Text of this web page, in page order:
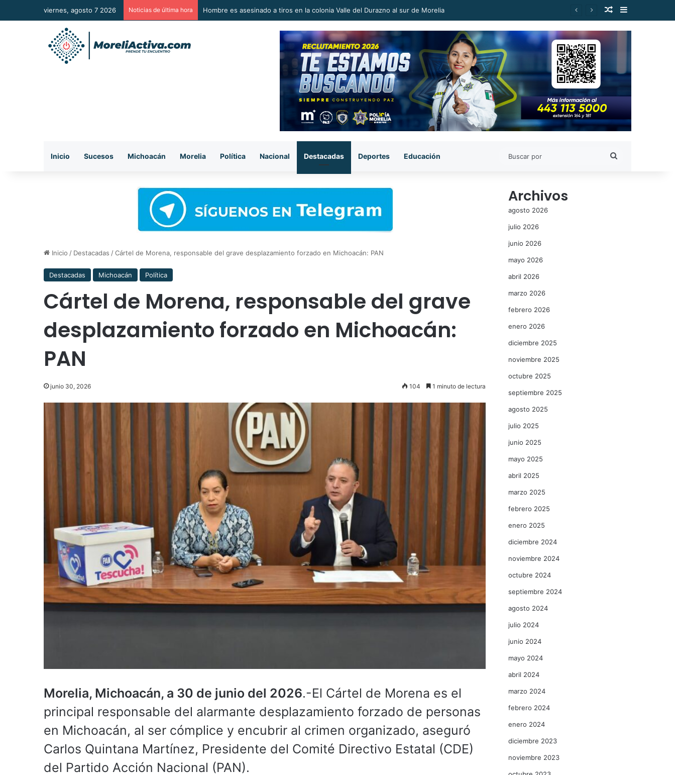
viernes, agosto 7 2026 Noticias de última hora A Sumar en la Reconstrucción del Tejido Social, Invita Rectora a Madres y Padres de Estudiantes Nicolaitas Publicación al
Barra lateral
Inicio Sucesos Michoacán Morelia Política Nacional Destacadas Deportes Educación
Inicio / Destacadas /Cártel de Morena, responsable del grave desplazamiento forzado en Michoacán: PAN
Destacadas Michoacán Política
Cártel de Morena, responsable del grave
desplazamiento forzado en Michoacán:
PAN
junio 30, 2026 104 1 minuto de lectura
Morelia, Michoacán, a 30 de junio del 2026.-El Cártel de Morena es el
principal responsable del alarmante desplazamiento forzado de personas
en Michoacán, al ser cómplice y encubrir al crimen organizado, aseguró
Carlos Quintana Martínez, Presidente del Comité Directivo Estatal (CDE)
del Partido Acción Nacional (PAN).
Archivos
agosto 2026
julio 2026
junio 2026
mayo 2026
abril 2026
marzo 2026
febrero 2026
enero 2026
diciembre 2025
noviembre 2025
octubre 2025
septiembre 2025
agosto 2025
julio 2025
junio 2025
mayo 2025
abril 2025
marzo 2025
febrero 2025
enero 2025
diciembre 2024
noviembre 2024
octubre 2024
septiembre 2024
agosto 2024
julio 2024
junio 2024
mayo 2024
abril 2024
marzo 2024
febrero 2024
enero 2024
diciembre 2023
noviembre 2023